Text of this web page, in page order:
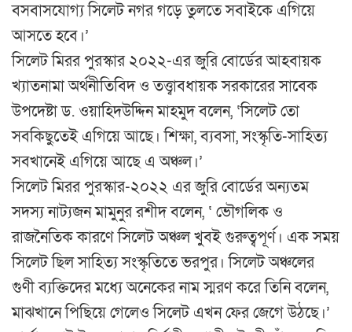
বসবাসযোগ্য সিলেট নগর গড়ে তুলতে সবাইকে এগিয়ে
আসতে হবে।’
সিলেট মিরর পুরস্কার ২০২২-এর জুরি বোর্ডের আহবায়ক
খ্যাতনামা অর্থনীতিবিদ ও তত্ত্বাবধায়ক সরকারের সাবেক
উপদেষ্টা ড. ওয়াহিদউদ্দিন মাহমুদ বলেন, ‘সিলেট তো
সবকিছুতেই এগিয়ে আছে। শিক্ষা, ব্যবসা, সংস্কৃতি-সাহিত্য
সবখানেই এগিয়ে আছে এ অঞ্চল।’
সিলেট মিরর পুরস্কার-২০২২ এর জুরি বোর্ডের অন্যতম
সদস্য নাট্যজন মামুনুর রশীদ বলেন, ‘ ভৌগলিক ও
রাজনৈতিক কারণে সিলেট অঞ্চল খুবই গুরুত্বপূর্ণ। এক সময়
সিলেট ছিল সাহিত্য সংস্কৃতিতে ভরপুর। সিলেট অঞ্চলের
গুণী ব্যক্তিদের মধ্যে অনেকের নাম স্মরণ করে তিনি বলেন,
মাঝখানে পিছিয়ে গেলেও সিলেট এখন ফের জেগে উঠছে।’